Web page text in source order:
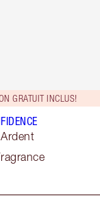
GRATUIT INCLUS!